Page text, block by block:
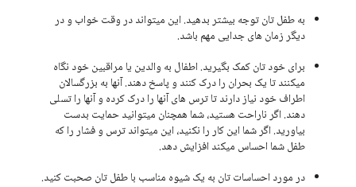
به طفل تان توجه بیشتر بدهید. این میتواند در وقت خواب و در
دیگر زمان های جدایی مهم باشد.
برای خود تان کمک بگیرید. اطفال به والدین یا مراقبین خود نگاه
میکنند تا یک بحران را درک کنند و پاسخ دهند. آنها به بزرگسالان
اطراف خود نیاز دارند تا ترس های آنها را درک کرده و آنها را تسلی
دهند. اگر ناراحت هستید، شما همچنان میتوانید حمایت بدست
بیاورید. اگر شما این کار را نکنید، این میتواند ترس و فشار را که
طفل شما احساس میکند افزایش دهد.
در مورد احساسات تان به یک شیوه مناسب با طفل تان صحبت کنید.